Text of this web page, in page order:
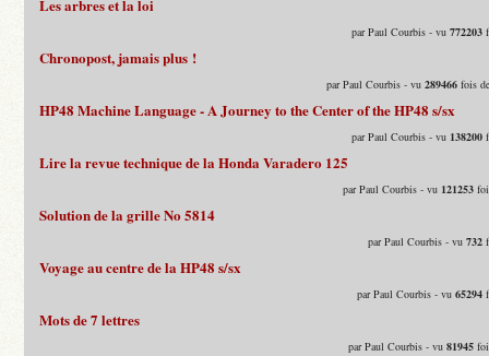
Les arbres et la loi
par Paul Courbis - vu772203
Chronopost, jamais plus !
par Paul Courbis - vu289466 fois
HP48 Machine Language - A Journey to the Center of the HP48 s/sx
par Paul Courbis - vu 138200
Lire la revue technique de la Honda Varadero 125
par Paul Courbis - vu 121253
Solution de la grille No 5814
par Paul Courbis - vu732
Voyage au centre de la HP48 s/sx
par Paul Courbis - vu65294
Mots de 7 lettres
par Paul Courbis - vu81945